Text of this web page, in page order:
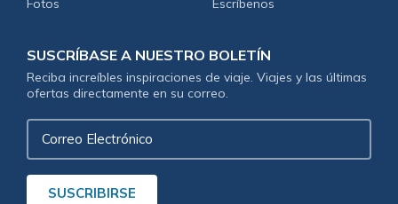
Fotos Escríbenos
SUSCRÍBASE A NUESTRO BOLETÍN
Reciba increíbles inspiraciones de viaje. Viajes y las últimas
ofertas directamente en su correo.
Correo
Electrónico
SUSCRIBIRSE